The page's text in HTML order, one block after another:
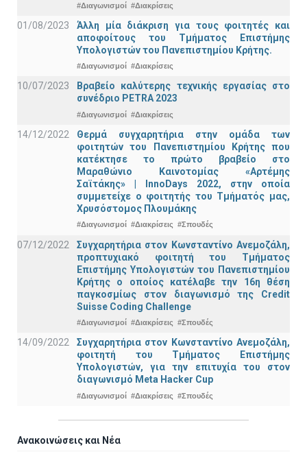
#Διαγωνισμοί #Διακρίσεις
01/08/2023
Άλλη μία διάκριση για τους φοιτητές και
αποφοίτους του Τμήματος Επιστήμης
Υπολογιστών του Πανεπιστημίου Κρήτης.
#Διαγωνισμοί #Διακρίσεις
10/07/2023
Βραβείο καλύτερης τεχνικής εργασίας στο
συνέδριο PETRA 2023
#Διαγωνισμοί #Διακρίσεις
14/12/2022
Θερμά συγχαρητήρια στην ομάδα των
φοιτητών του Πανεπιστημίου Κρήτης που
κατέκτησε το πρώτο βραβείο στο
Μαραθώνιο Καινοτομίας «Αρτέμης
Σαϊτάκης» | InnoDays 2022, στην οποία
συμμετείχε ο φοιτητής του Τμήματός μας,
Χρυσόστομος Πλουμάκης
#Διαγωνισμοί #Διακρίσεις #Σπουδές
07/12/2022
Συγχαρητήρια στον Κωνσταντίνο Ανεμοζάλη,
προπτυχιακό φοιτητή του Τμήματος
Επιστήμης Υπολογιστών του Πανεπιστημίου
Κρήτης ο οποίος κατέλαβε την 16η θέση
παγκοσμίως στον διαγωνισμό της Credit
Suisse Coding Challenge
#Διαγωνισμοί #Διακρίσεις #Σπουδές
14/09/2022
Συγχαρητήρια στον Κωνσταντίνο Ανεμοζάλη,
φοιτητή του Τμήματος Επιστήμης
Υπολογιστών, για την επιτυχία του στον
διαγωνισμό Meta Hacker Cup
#Διαγωνισμοί #Διακρίσεις #Σπουδές
Ανακοινώσεις και Νέα